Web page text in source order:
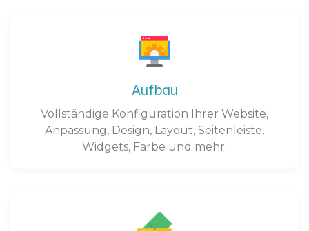
Aufbau
Vollständige Konfiguration Ihrer Website,
Anpassung, Design, Layout, Seitenleiste,
Widgets, Farbe und mehr.